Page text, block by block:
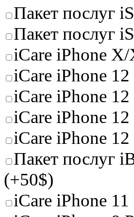
Пакет послуг
Пакет послуг
iCare iPhone
iCare iPhone
iCare iPhone
iCare iPhone
iCare iPhone
Пакет послуг
(+50$)
iCare iPhone